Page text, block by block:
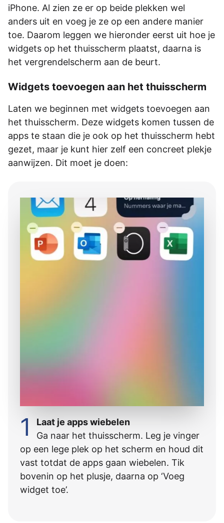
iPhone. Al zien ze er op beide plekken wel
anders uit en voeg je ze op een andere manier
toe. Daarom leggen we hieronder eerst uit hoe je
widgets op het thuisscherm plaatst, daarna is
het vergrendelscherm aan de beurt.
Widgets toevoegen aan het thuisscherm
Laten we beginnen met widgets toevoegen aan
het thuisscherm. Deze widgets komen tussen de
apps te staan die je ook op het thuisscherm hebt
gezet, maar je kunt hier zelf een concreet plekje
aanwijzen. Dit moet je doen:
1
Laat je apps wiebelen
Ga naar het thuisscherm. Leg je vinger
op een lege plek op het scherm en houd dit
vast totdat de apps gaan wiebelen. Tik
bovenin op het plusje, daarna op ‘Voeg
widget toe’.